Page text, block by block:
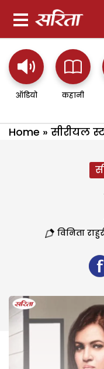
ऑडियो कहानी
Home » सीरीयल
विनिता